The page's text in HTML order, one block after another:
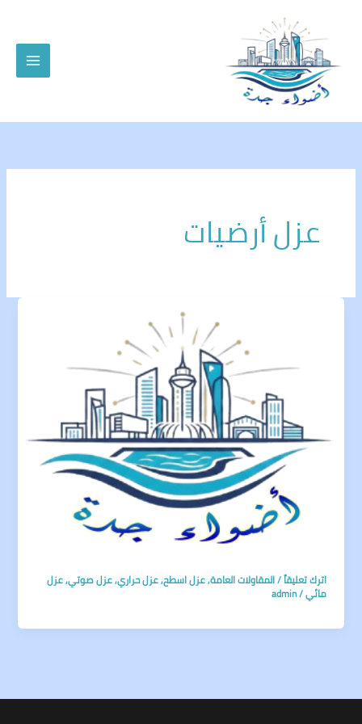
المحتوى
عزل أرضيات
اترك تعليقاً/المقاولات العامة,عزل اسطح,عزل حراري,عزل صوتي,عزل
مائي/
admin